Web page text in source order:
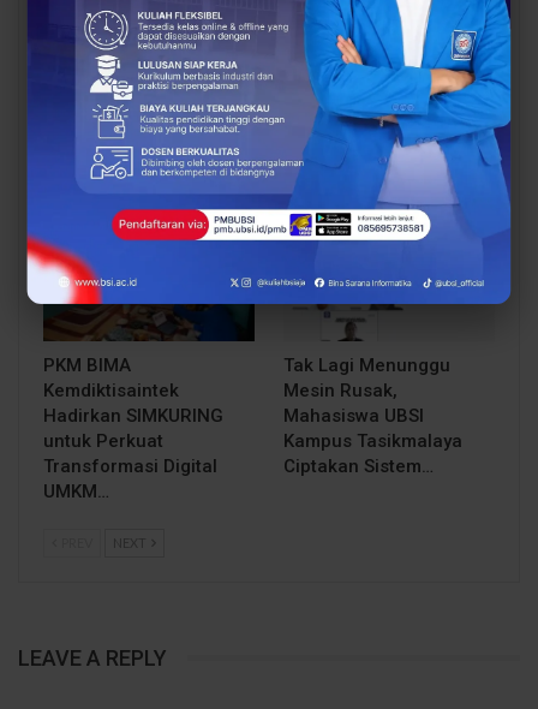
Bukan Sekadar MoU
UBSI dan STT
Wastukancana
Purwakarta Siapkan
Gebrakan Besar untuk…
Smart Packaging
Berbasis QR Code Jadi
Inovasi PKM BIMA untuk
Tingkatkan Branding
Rima…
PKM BIMA
Kemdiktisaintek
Hadirkan SIMKURING
untuk Perkuat
Transformasi Digital
UMKM…
BERITA
Tak Lagi Menunggu
Mesin Rusak,
Mahasiswa UBSI
Kampus Tasikmalaya
Ciptakan Sistem…
NEXT
LEAVE A REPLY